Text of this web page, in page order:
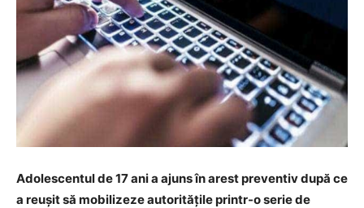
Adolescentul de 17 ani a ajuns în arest preventiv după ce
a reușit să mobilizeze autoritățile printr-o serie de